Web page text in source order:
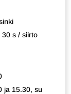
30 s / siirto
ja 15.30, su